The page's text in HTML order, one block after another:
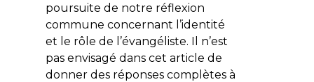
poursuite de notre réflexion
commune concernant l’identité
et le rôle de l’évangéliste. Il n’est
pas envisagé dans cet article de
donner des réponses complètes à